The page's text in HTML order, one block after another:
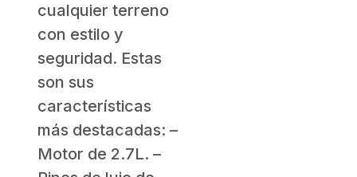
cualquier terreno
con estilo y
seguridad. Estas
son sus
características
más destacadas: –
Motor de 2.7L. –